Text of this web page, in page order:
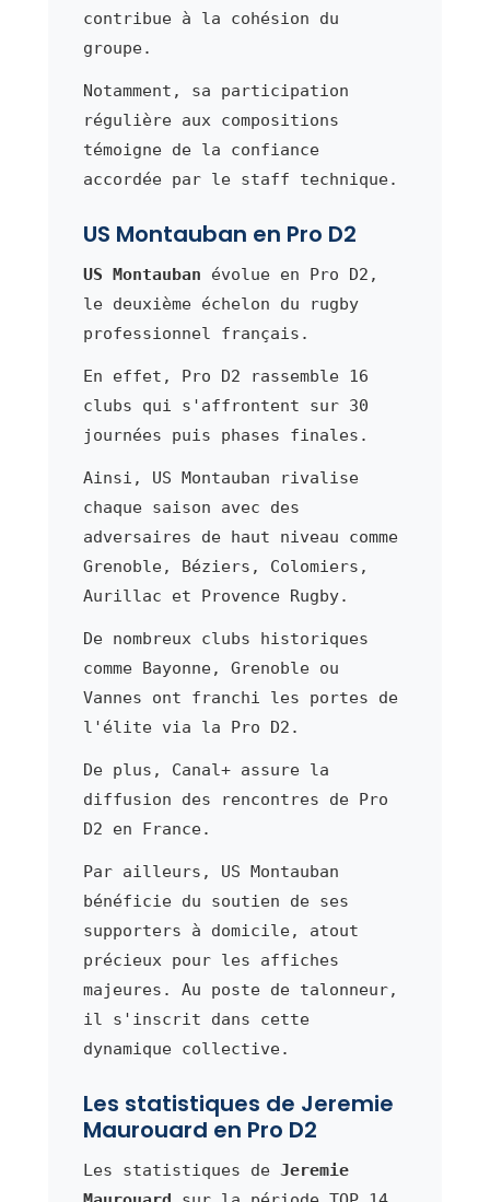
contribue à la cohésion du
groupe.
Notamment, sa participation
régulière aux compositions
témoigne de la confiance
accordée par le staff technique.
US Montauban en Pro D2
US Montauban évolue en Pro D2,
le deuxième échelon du rugby
professionnel français.
En effet, Pro D2 rassemble 16
clubs qui s'affrontent sur 30
journées puis phases finales.
Ainsi, US Montauban rivalise
chaque saison avec des
adversaires de haut niveau comme
Grenoble, Béziers, Colomiers,
Aurillac et Provence Rugby.
De nombreux clubs historiques
comme Bayonne, Grenoble ou
Vannes ont franchi les portes de
l'élite via la Pro D2.
De plus, Canal+ assure la
diffusion des rencontres de Pro
D2 en France.
Par ailleurs, US Montauban
bénéficie du soutien de ses
supporters à domicile, atout
précieux pour les affiches
majeures. Au poste de talonneur,
il s'inscrit dans cette
dynamique collective.
Les statistiques de Jeremie
Maurouard en Pro D2
Les statistiques de Jeremie